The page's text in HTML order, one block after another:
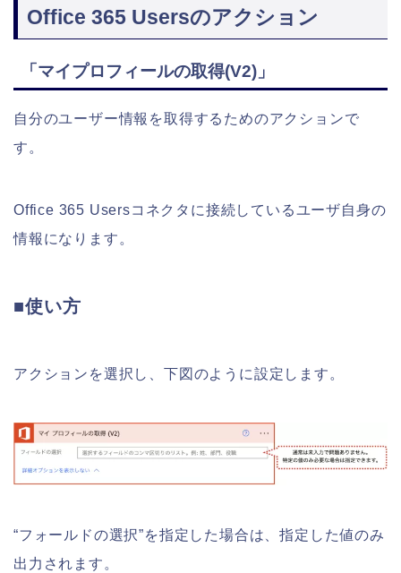
Office 365 Usersのアクション
「マイプロフィールの取得(V2)」
自分のユーザー情報を取得するためのアクションで
す。
Office 365 Usersコネクタに接続しているユーザ自身の
情報になります。
■使い方
アクションを選択し、下図のように設定します。
“フォールドの選択”を指定した場合は、指定した値のみ
出力されます。